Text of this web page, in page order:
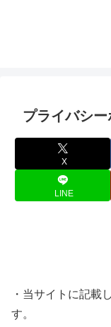
プライバシ
X
LINE
・当サイトに記載
す。